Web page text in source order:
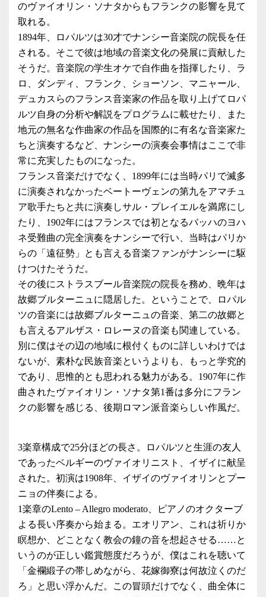
のヴァイオリン・ソナタからもフランクの影響を見て
取れる。
1894年、ロパルツは30才でナンシー音楽院の院長を任
される。そこで彼は地域の音楽文化の発展に貢献した
そうだ。音楽院の学生オケで自作曲を指揮したり、ラ
ロ、ダンディ、フランク、ショーソン、マニャール、
デュカスらのフランス音楽家の作品を取り上げてロパ
ルツ自身の分析や解説をプログラムに載せたり、また
地元の無名な作曲家の作品を国際的に有名な音楽家た
ちと演奏するなど、ナンシーの演奏会事情はここで非
常に充実したものになった。
フランス音楽だけでなく、1899年には当時パリで滅多
に演奏されなかったベートーヴェンの第九をアマチュ
ア歌手たちと共に演奏しサル・プレイエルを満席にし
たり、1902年にはフランスでは初となるバッハのヨハ
ネ受難曲の完全演奏をナンシーで行い、当時はパリか
らの「遠征勢」とも言える音楽ファンがナンシーに駆
けつけたそうだ。
その後にストラスブール音楽院の院長を務め、晩年は
故郷ブルターニュに隠居した。ということで、ロパル
ツの音楽には故郷ブルターニュの音楽、第二の故郷と
も言えるアルザス・ロレーヌの音楽も関連している。
別に僕はその辺の地域に根付くものに詳しいわけでは
ないが、素朴な民族音楽というよりも、もっと学究的
であり、思惟的とも思われる魅力がある。1907年に作
曲されたヴァイオリン・ソナタ第1番は多分にフラン
クの影響を感じる、後期ロマン派音楽らしい作風だ。
3楽章構成で25分ほどの長さ。ロパルツと生涯の友人
であったベルギーのヴァイオリニスト、イザイに献呈
された。初演は1908年、イザイのヴァイオリンとプー
ニョの伴奏による。
1楽章のLento – Allegro moderato、ピアノのオクターブ
よる長い序奏から始まる。エオリアン、これは祈りか
瞑想か、どことなく教会の鐘の音を想起させる……と
いうのが正しい鑑賞態度だろうが、僕はこれを聴いて
「金襴緞子の帯しめながら、花嫁御寮は何故泣くのだ
ろ」と思い浮かんだ。この冒頭だけでなく、曲全体に